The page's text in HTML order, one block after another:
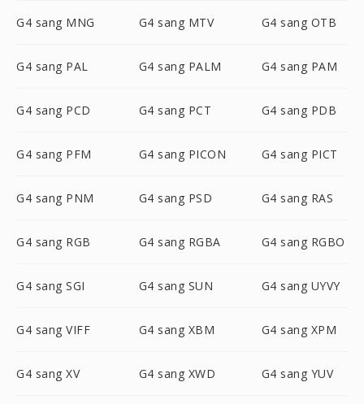
G4 sang MNG G4 sang MTV G4 sang OTB
G4 sang PAL G4 sang PALM G4 sang PAM
G4 sang PCD G4 sang PCT G4 sang PDB
G4 sang PFM G4 sang PICON G4 sang PICT
G4 sang PNM G4 sang PSD G4 sang RAS
G4 sang RGB G4 sang RGBA G4 sang RGBO
G4 sang SGI G4 sang SUN G4 sang UYVY
G4 sang VIFF G4 sang XBM G4 sang XPM
G4 sang XV G4 sang XWD G4 sang YUV